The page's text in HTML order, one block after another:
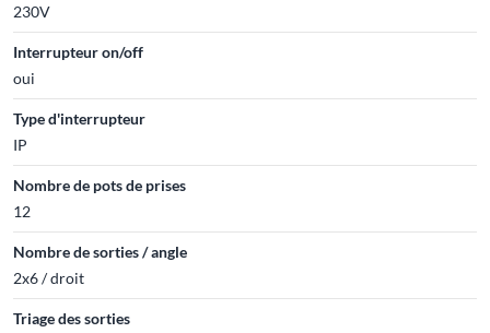
230V
Interrupteur on/off
oui
Type d'interrupteur
IP
Nombre de pots de prises
12
Nombre de sorties / angle
2x6 / droit
Triage des sorties